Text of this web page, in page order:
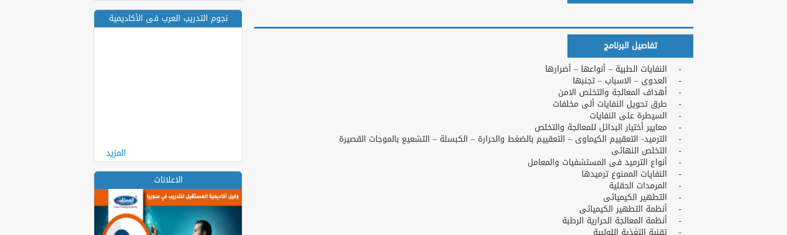
تفاصيل البرنامج
- النفايات الطبية – أنواعها – أضرارها
- العدوى – الاسباب – تجنبها
- أهداف المعالجة والتخلص الامن
- طرق تحويل النفايات ألى مخلفات
- السيطرة على النفايات
- معايير أختيار البدائل للمعالجة والتخلص
- الترميد- التعقييم الكيماوى – التعقييم بالضغط والحرارة – الكبسلة – التشعيع بالموجات القصيرة
- التخلص النهائى
- أنواع الترميد فى المستشفيات والمعامل
- النفايات الممنوع ترميدها
- المرمدات الحقلية
- التطهير الكيميائى
- أنظمة التطهير الكيميائى
- أنظمة المعالجة الحرارية الرطبة
نجوم التدريب العرب فى الأكاديمية
المزيد
الاعلانات